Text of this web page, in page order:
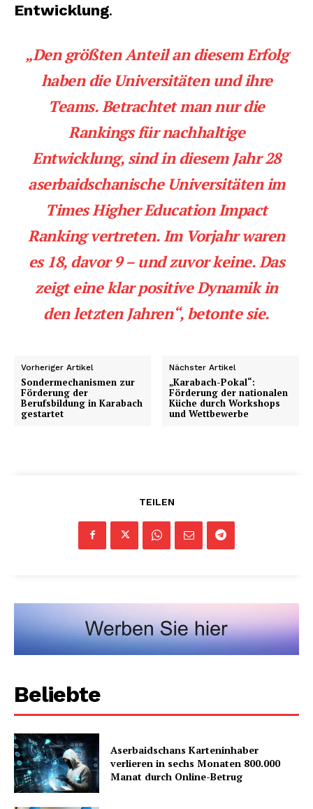
Entwicklung.
„Den größten Anteil an diesem Erfolg
haben die Universitäten und ihre
Teams. Betrachtet man nur die
Rankings für nachhaltige
Entwicklung, sind in diesem Jahr28
aserbaidschanische Universitätenim
Times Higher Education Impact
Rankingvertreten. Im Vorjahr waren
es 18, davor 9 – und zuvor keine. Das
zeigt eine klar positive Dynamik in
den letzten Jahren“, betonte sie.
Vorheriger Artikel
Sondermechanismen zur
Förderung der
Berufsbildung in Karabach
gestartet
Nächster Artikel
„Karabach-Pokal“:
Förderung der nationalen
Küche durch Workshops
und Wettbewerbe
TEILEN
Beliebte
Aserbaidschans Karteninhaber
verlieren in sechs Monaten 800.000
Manat durch Online-Betrug